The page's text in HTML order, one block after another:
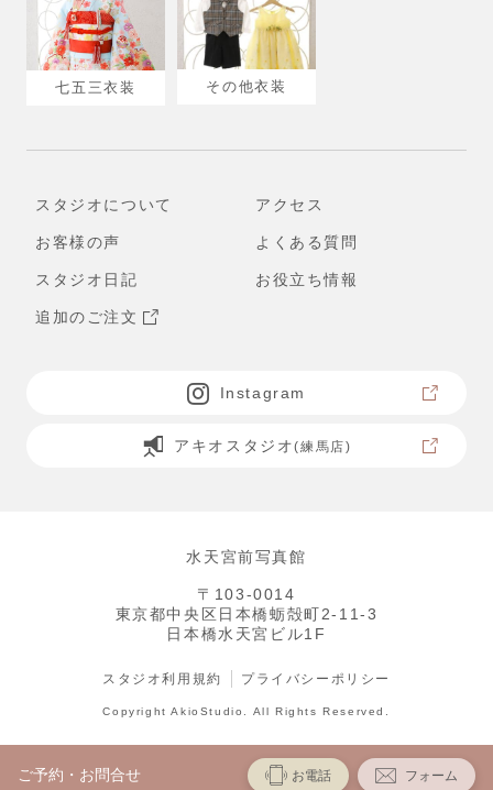
七五三衣装 その他衣装
スタジオについて アクセス
お客様の声 よくある質問
スタジオ日記 お役立ち情報
追加のご注文
Instagram
アキオスタジオ(練馬店)
水天宮前写真館
〒103-0014
東京都中央区日本橋蛎殻町2-11-3
日本橋水天宮ビル1F
スタジオ利用規約 プライバシーポリシー
Copyright AkioStudio. All Rights Reserved.
ご予約・お問合せ お電話 フォーム